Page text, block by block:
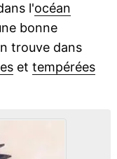
l'océan
bonne
trouve dans
et tempérées